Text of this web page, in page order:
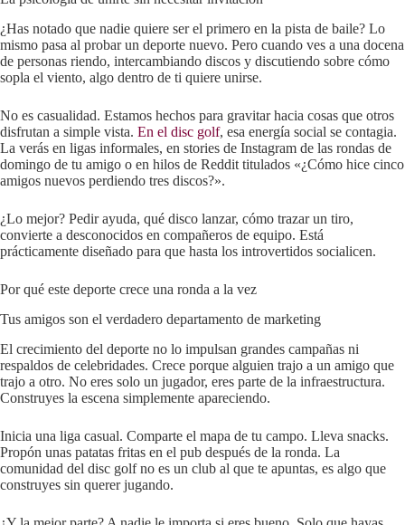
¿Has notado que nadie quiere ser el primero en la pista de baile? Lo
mismo pasa al probar un deporte nuevo. Pero cuando ves a una docena
de personas riendo, intercambiando discos y discutiendo sobre cómo
sopla el viento, algo dentro de ti quiere unirse.
No es casualidad. Estamos hechos para gravitar hacia cosas que otros
disfrutan a simple vista. En el disc golf, esa energía social se contagia.
La verás en ligas informales, en stories de Instagram de las rondas de
domingo de tu amigo o en hilos de Reddit titulados «¿Cómo hice cinco
amigos nuevos perdiendo tres discos?».
¿Lo mejor? Pedir ayuda, qué disco lanzar, cómo trazar un tiro,
convierte a desconocidos en compañeros de equipo. Está
prácticamente diseñado para que hasta los introvertidos socialicen.
Por qué este deporte crece una ronda a la vez
Tus amigos son el verdadero departamento de marketing
El crecimiento del deporte no lo impulsan grandes campañas ni
respaldos de celebridades. Crece porque alguien trajo a un amigo que
trajo a otro. No eres solo un jugador, eres parte de la infraestructura.
Construyes la escena simplemente apareciendo.
Inicia una liga casual. Comparte el mapa de tu campo. Lleva snacks.
Propón unas patatas fritas en el pub después de la ronda. La
comunidad del disc golf no es un club al que te apuntas, es algo que
construyes sin querer jugando.